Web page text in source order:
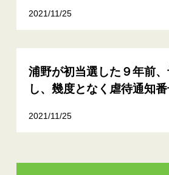
2021/11/25
浦野が初当選した９年前
し、幾度となく虐待通知
2021/11/25